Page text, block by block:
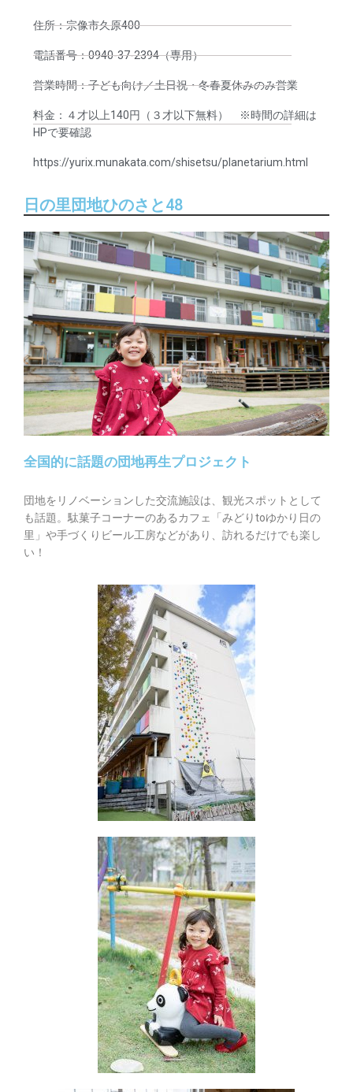
住所：宗像市久原400
電話番号：0940-37-2394（専用）
営業時間：子ども向け／土日祝・冬春夏休みのみ営業
料金：４才以上140円（３才以下無料） ※時間の詳細は
HPで要確認
https://yurix.munakata.com/shisetsu/planetarium.html
日の里団地ひのさと48
全国的に話題の団地再生プロジェクト
団地をリノベーションした交流施設は、観光スポットとして
も話題。駄菓子コーナーのあるカフェ「みどりtoゆかり日の
里」や手づくりビール工房などがあり、訪れるだけでも楽し
い！